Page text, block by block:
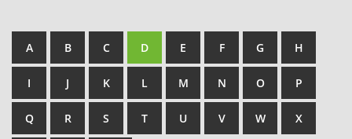
A B C D E F G H
I J K L M N O P
Q R S T U V W X